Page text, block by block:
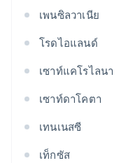
เพนซิลวาเนีย
โรดไอแลนด์
เซาท์แคโรไลนา
เซาท์ดาโคตา
เทนเนสซี
เท็กซัส